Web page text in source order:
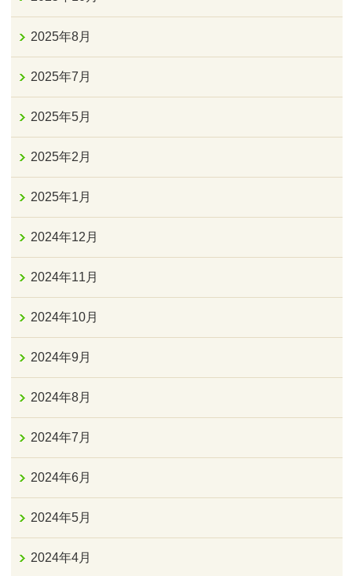
2025年8月
2025年7月
2025年5月
2025年2月
2025年1月
2024年12月
2024年11月
2024年10月
2024年9月
2024年8月
2024年7月
2024年6月
2024年5月
2024年4月